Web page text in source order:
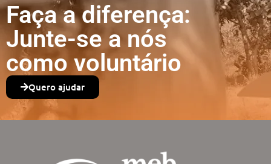
Faça a diferença:
Junte-se a nós
como voluntário
Quero ajudar